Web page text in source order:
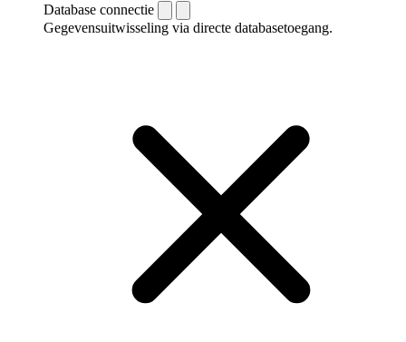
Database connectie
Gegevensuitwisseling via directe databasetoegang.